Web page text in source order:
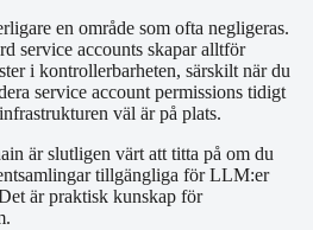
en område som ofta negligeras.
service accounts skapar alltför
i kontrollerbarheten, särskilt när du
service account permissions tidigt
väl är på plats.
är slutligen värt att titta på om du
tillgängliga för LLM:er
är praktisk kunskap för